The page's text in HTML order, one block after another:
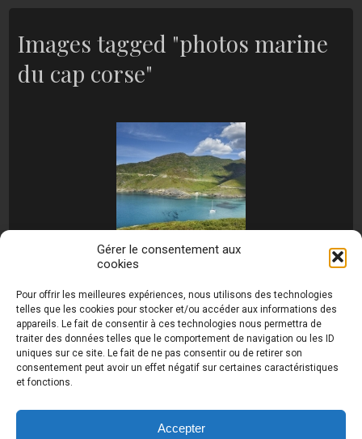
Gérer le consentement aux
cookies
Pour offrir les meilleures expériences, nous utilisons des technologies
telles que les cookies pour stocker et/ou accéder aux informations des
appareils. Le fait de consentir à ces technologies nous permettra de
traiter des données telles que le comportement de navigation ou les ID
uniques sur ce site. Le fait de ne pas consentir ou de retirer son
consentement peut avoir un effet négatif sur certaines caractéristiques
et fonctions.
Accepter
Images tagged "photos marine
du cap corse"
raynaud.com ©
Toutes les photos de ce site sont